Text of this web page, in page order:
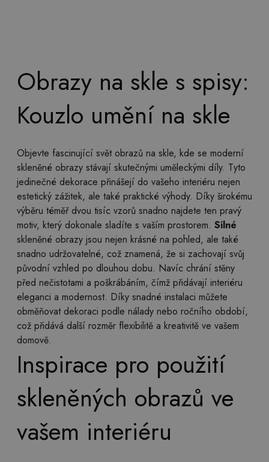
Obrazy na skle s spisy:
Kouzlo umění na skle
Objevte fascinující svět obrazů na skle, kde se moderní
skleněné obrazy stávají skutečnými uměleckými díly. Tyto
jedinečné dekorace přinášejí do vašeho interiéru nejen
estetický zážitek, ale také praktické výhody. Díky širokému
výběru téměř dvou tisíc vzorů snadno najdete ten pravý
motiv, který dokonale sladíte s vaším prostorem. Silné
skleněné obrazy jsou nejen krásné na pohled, ale také
snadno udržovatelné, což znamená, že si zachovají svůj
původní vzhled po dlouhou dobu. Navíc chrání stěny
před nečistotami a poškrábáním, čímž přidávají interiéru
eleganci a modernost. Díky snadné instalaci můžete
obměňovat dekoraci podle nálady nebo ročního období,
což přidává další rozměr flexibilitě a kreativitě ve vašem
domově.
Inspirace pro použití
skleněných obrazů ve
vašem interiéru